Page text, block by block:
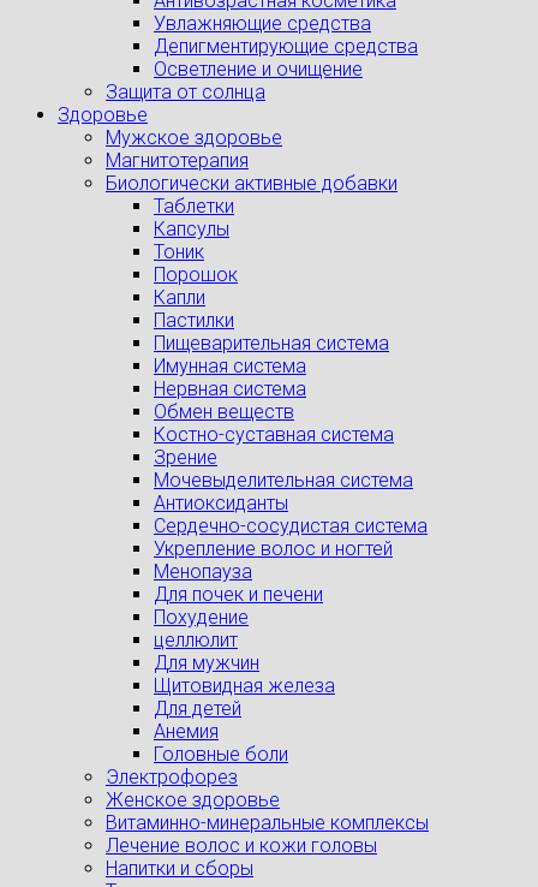
Увлажняющие средства
Депигментирующие средства
Осветление и очищение
Защита от солнца
Здоровье
Мужское здоровье
Магнитотерапия
Биологически активные добавки
Таблетки
Капсулы
Тоник
Порошок
Капли
Пастилки
Пищеварительная система
Имунная система
Нервная система
Обмен веществ
Костно-суставная система
Зрение
Мочевыделительная система
Антиоксиданты
Сердечно-сосудистая система
Укрепление волос и ногтей
Менопауза
Для почек и печени
Похудение
целлюлит
Для мужчин
Щитовидная железа
Для детей
Анемия
Головные боли
Электрофорез
Женское здоровье
Витаминно-минеральные комплексы
Лечение волос и кожи головы
Напитки и сборы